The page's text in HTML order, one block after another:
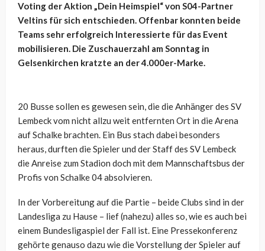
Voting der Aktion „Dein Heimspiel“ von S04-Partner
Veltins für sich entschieden. Offenbar konnten beide
Teams sehr erfolgreich Interessierte für das Event
mobilisieren. Die Zuschauerzahl am Sonntag in
Gelsenkirchen kratzte an der 4.000er-Marke.
20 Busse sollen es gewesen sein, die die Anhänger des SV
Lembeck vom nicht allzu weit entfernten Ort in die Arena
auf Schalke brachten. Ein Bus stach dabei besonders
heraus, durften die Spieler und der Staff des SV Lembeck
die Anreise zum Stadion doch mit dem Mannschaftsbus der
Profis von Schalke 04 absolvieren.
In der Vorbereitung auf die Partie – beide Clubs sind in der
Landesliga zu Hause – lief (nahezu) alles so, wie es auch bei
einem Bundesligaspiel der Fall ist. Eine Pressekonferenz
gehörte genauso dazu wie die Vorstellung der Spieler auf